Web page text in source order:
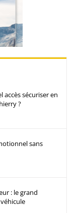
sécuriser en
?
sans
: le grand